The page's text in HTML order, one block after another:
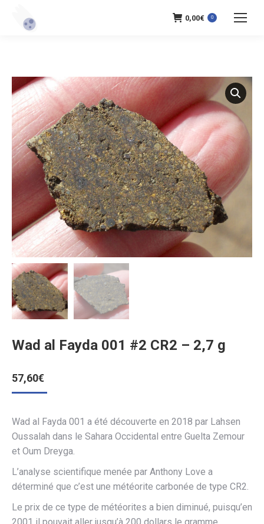
0,00€ 0
Wad al Fayda 001 #2 CR2 – 2,7 g
57,60€
Wad al Fayda 001 a été découverte en 2018 par Lahsen
Oussalah dans le Sahara Occidental entre Guelta Zemour
et Oum Dreyga.
L’analyse scientifique menée par Anthony Love a
déterminé que c’est une météorite carbonée de type CR2.
Le prix de ce type de météorites a bien diminué, puisqu’en
2001 il pouvait aller jusqu’à 200 dollars le gramme.